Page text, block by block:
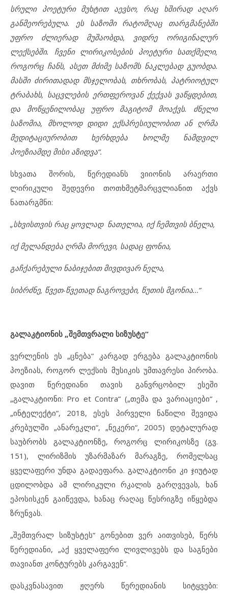
სრული პოეტური მუხტით აევსო, რაც ხშირად აღარ
განმეორებულა. ეს საზომი რატომღაც თარგმანებში
უფრო ძლიერად მუშაობდა, ვიდრე ორიგინალურ
ლექსებში. ჩვენი ლირიკოსების პოეტური სათქმელი,
როგორც ჩანს, ასეთ მძიმე საზომს ნაკლებად გუობდა.
მასში ძირითადად მსჯელობას, თხრობას, პატრიოტულ
ტრაბახს, საცვლების ერთფეროვან ქექვას ვაწყდებით,
და მოწყენილობაც უფრო მაგიტომ მოაქვს. ძნელი
საზომია, მხოლოდ დიდი ექსპრესიულობით ან ღრმა
მედიტაციურობით ხერხდება ხოლმე ნამდვილ
პოეზიამდე მისი აზიდვა“.
სხვათა შორის, წერედიანს ვიიონის არაერთი
ლირიკული შედევრი თოთხმეტმარცვლიანით აქვს
ნათარგმნი:
„სხვისთვის რაც ყოვლად ნათელია, იქ ჩემთვის ბნელა,
იქ მელანდება ღრმა მორევი, სადაც ფონია,
გაჩქარებული ნაბიჯებით მივდივარ ნელა,
სიბრძნე, წვეთ-წვეთად ნაგროვები, წუთის მგონია…“
გალაკტიონის „შემთვრალი სიზუსტე“
ვერლენის ეს „ცნება“ კარგად ერგება გალაკტიონის
პოეზიას, როგორ ლექსის მუსიკის უმთავრესი პირობა.
დავით წერედიანი თავის განვრცობილ ესეში
„გალაკტიონი: Pro et Contra“ („თემა და ვარიაციები“ ,
„ინტელექტი“, 2018, ესეს პირველი ნაწილი შევიდა
კრებულში „ანარეკლი“, „ნეკერი“, 2005) დეტალურად
საუბრობს გალაკტიონზე, როგორც ლირიკოსზე (გვ.
151), ლირიზმის უზარმაზარ მარაგზე, რომელსაც
ყველაფერი უნდა გადაეფარა. გალაკტიონი კი ჯიუტად
ცდილობდა ამ ლირიკული რკალის გარღვევას, ხან
ეპოსისკენ გაიწევდა, ხანაც რაღაც წესრიგზე იწყებდა
ზრუნვას.
„შემთვრალ სიზუსტეს“ გონებით ვერ აითვისებ, წერს
წერედიანი, „აქ ყველაფერი ლივლივებს და საგნები
თავიანთ კონტურებს კარგავენ“.
დასკვნასავით ჟღერს წერედიანის სიტყვები: